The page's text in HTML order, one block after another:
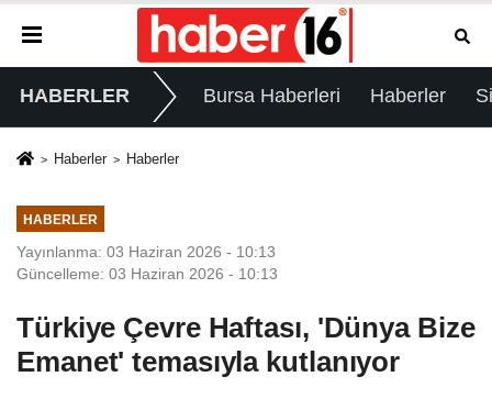
HABERLER Bursa Haberleri Haberler
Haberler Haberler
HABERLER
Yayınlanma: 03 Haziran 2026 - 10:13
Güncelleme: 03 Haziran 2026 - 10:13
Türkiye Çevre Haftası, 'Dünya Bize
Emanet' temasıyla kutlanıyor